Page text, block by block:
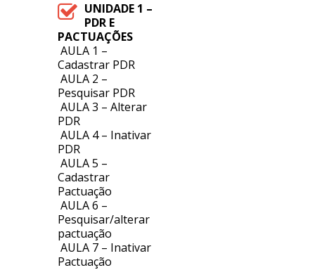
UNIDADE 1 –
PDR E
PACTUAÇÕES
AULA 1 –
Cadastrar PDR
AULA 2 –
Pesquisar PDR
AULA 3 – Alterar
PDR
AULA 4 – Inativar
PDR
AULA 5 –
Cadastrar
Pactuação
AULA 6 –
Pesquisar/alterar
pactuação
AULA 7 – Inativar
Pactuação